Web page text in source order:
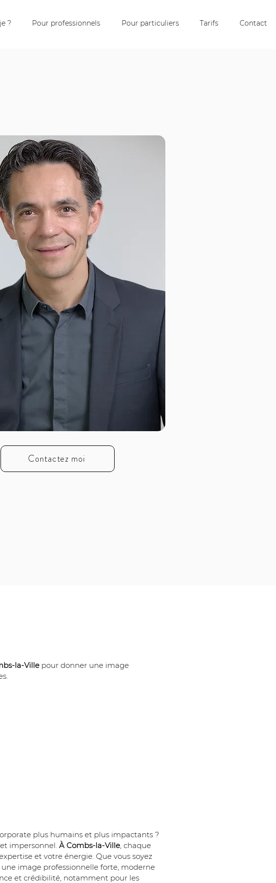
? Pour professionnels Pour particuliers Tarifs Contact
Contactez moi
la-Ville pour donner une image
plus humains et plus impactants ?
impersonnel. À Combs-la-Ville, chaque
et votre énergie. Que vous soyez
image professionnelle forte, moderne
et crédibilité, notamment pour les